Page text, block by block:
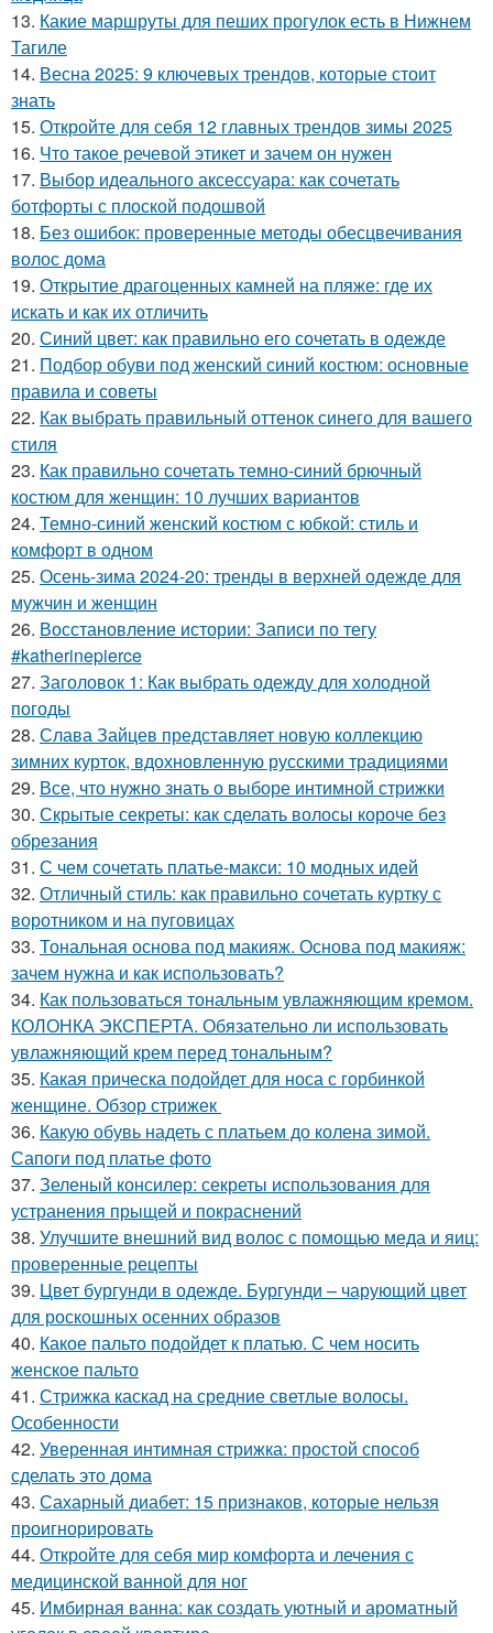
13. Какие маршруты для пеших прогулок есть в Нижнем
Тагиле
14. Весна 2025: 9 ключевых трендов, которые стоит
знать
15. Откройте для себя 12 главных трендов зимы 2025
16. Что такое речевой этикет и зачем он нужен
17. Выбор идеального аксессуара: как сочетать
ботфорты с плоской подошвой
18. Без ошибок: проверенные методы обесцвечивания
волос дома
19. Открытие драгоценных камней на пляже: где их
искать и как их отличить
20. Синий цвет: как правильно его сочетать в одежде
21. Подбор обуви под женский синий костюм: основные
правила и советы
22. Как выбрать правильный оттенок синего для вашего
стиля
23. Как правильно сочетать темно-синий брючный
костюм для женщин: 10 лучших вариантов
24. Темно-синий женский костюм с юбкой: стиль и
комфорт в одном
25. Осень-зима 2024-20: тренды в верхней одежде для
мужчин и женщин
26. Восстановление истории: Записи по тегу
#katherinepierce
27. Заголовок 1: Как выбрать одежду для холодной
погоды
28. Слава Зайцев представляет новую коллекцию
зимних курток, вдохновленную русскими традициями
29. Все, что нужно знать о выборе интимной стрижки
30. Скрытые секреты: как сделать волосы короче без
обрезания
31. С чем сочетать платье-макси: 10 модных идей
32. Отличный стиль: как правильно сочетать куртку с
воротником и на пуговицах
33. Тональная основа под макияж. Основа под макияж:
зачем нужна и как использовать?
34. Как пользоваться тональным увлажняющим кремом.
КОЛОНКА ЭКСПЕРТА. Обязательно ли использовать
увлажняющий крем перед тональным?
35. Какая прическа подойдет для носа с горбинкой
женщине. Обзор стрижек
36. Какую обувь надеть с платьем до колена зимой.
Сапоги под платье фото
37. Зеленый консилер: секреты использования для
устранения прыщей и покраснений
38. Улучшите внешний вид волос с помощью меда и яиц:
проверенные рецепты
39. Цвет бургунди в одежде. Бургунди – чарующий цвет
для роскошных осенних образов
40. Какое пальто подойдет к платью. С чем носить
женское пальто
41. Стрижка каскад на средние светлые волосы.
Особенности
42. Уверенная интимная стрижка: простой способ
сделать это дома
43. Сахарный диабет: 15 признаков, которые нельзя
проигнорировать
44. Откройте для себя мир комфорта и лечения с
медицинской ванной для ног
45. Имбирная ванна: как создать уютный и ароматный